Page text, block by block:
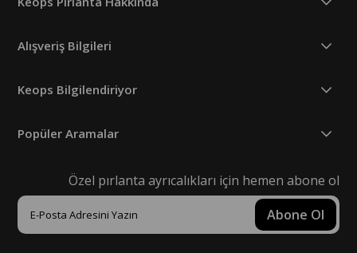
Alışveriş Bilgileri
Keops Bilgilendiriyor
Popüler Aramalar
Özel pırlanta ayrıcalıkları için hemen abone ol
Abone Ol